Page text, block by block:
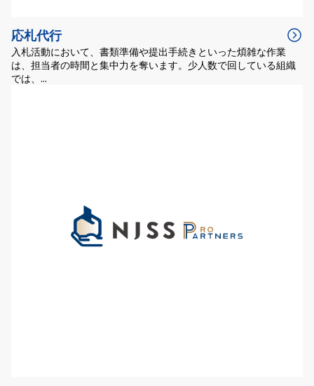
応札代行
入札活動において、書類準備や提出手続きといった煩雑な作業
は、担当者の時間と集中力を奪います。少人数で回している組織
では、...